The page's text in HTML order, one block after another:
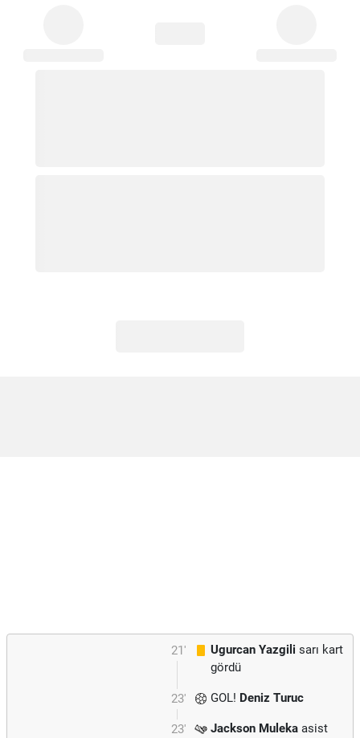
21' Ugurcan Yazgili sarı kart
gördü
23' GOL! Deniz Turuc
23' Jackson Muleka asist